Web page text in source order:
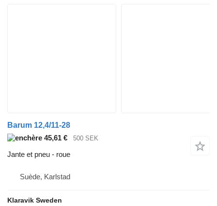
Barum 12,4/11-28
45,61 €
500 SEK
Jante et pneu - roue
Suède, Karlstad
Klaravik Sweden